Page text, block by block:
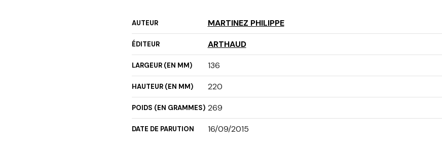
AUTEUR MARTINEZ PHILIPPE
ÉDITEUR ARTHAUD
LARGEUR (EN MM) 136
HAUTEUR (EN MM) 220
POIDS (EN GRAMMES) 269
DATE DE PARUTION 16/09/2015